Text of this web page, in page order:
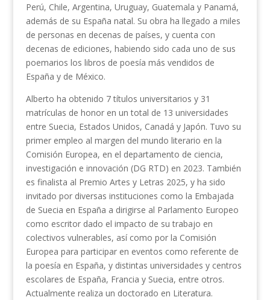
Perú, Chile, Argentina, Uruguay, Guatemala y Panamá,
además de su España natal. Su obra ha llegado a miles
de personas en decenas de países, y cuenta con
decenas de ediciones, habiendo sido cada uno de sus
poemarios los libros de poesía más vendidos de
España y de México.
Alberto ha obtenido 7 títulos universitarios y 31
matrículas de honor en un total de 13 universidades
entre Suecia, Estados Unidos, Canadá y Japón. Tuvo su
primer empleo al margen del mundo literario en la
Comisión Europea, en el departamento de ciencia,
investigación e innovación (DG RTD) en 2023. También
es finalista al Premio Artes y Letras 2025, y ha sido
invitado por diversas instituciones como la Embajada
de Suecia en España a dirigirse al Parlamento Europeo
como escritor dado el impacto de su trabajo en
colectivos vulnerables, así como por la Comisión
Europea para participar en eventos como referente de
la poesía en España, y distintas universidades y centros
escolares de España, Francia y Suecia, entre otros.
Actualmente realiza un doctorado en Literatura.